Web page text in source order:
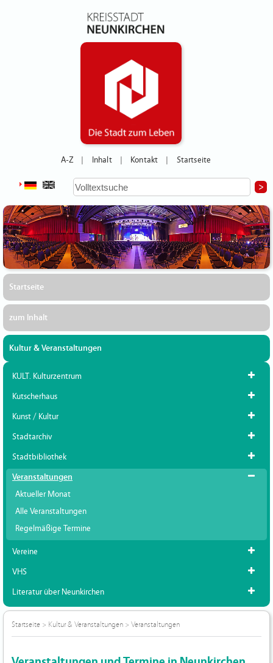
A-Z Inhalt Kontakt Startseite
Startseite
zum Inhalt
Kultur & Veranstaltungen
KULT. Kulturzentrum
Kutscherhaus
Kunst / Kultur
Stadtarchiv
Stadtbibliothek
Veranstaltungen
Aktueller Monat
Alle Veranstaltungen
Regelmäßige Termine
Vereine
VHS
Literatur über Neunkirchen
Startseite > Kultur & Veranstaltungen > Veranstaltungen